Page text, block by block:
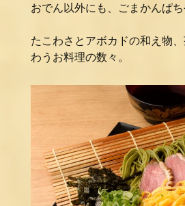
おでん以外にも、ごまかんぱ
たこわさとアボカドの和え物
わうお料理の数々。